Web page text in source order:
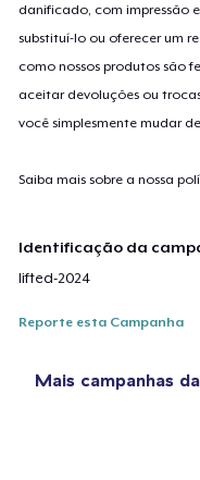
danificado, com impressão
substituí-lo ou oferecer um
como nossos produtos são
aceitar devoluções ou
você simplesmente mudar
Saiba mais sobre a nossa
Identificação da
lifted-2024
Reporte esta Campanha
Mais campanhas da